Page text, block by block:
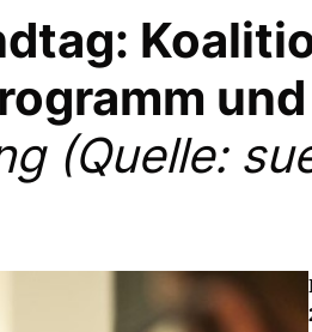
(Quelle: